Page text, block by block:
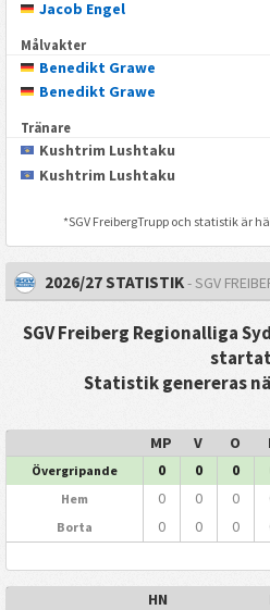
Jacob Engel
Målvakter
Benedikt Grawe
Benedikt Grawe
Tränare
Kushtrim Lushtaku
Kushtrim Lushtaku
*SGV FreibergTrupp och statistik är
2026/27 STATISTIK- SGV
SGV Freiberg Regionalliga
Statistik genereras
MP V O
Övergripande 0 0 0
Hem 0 0 0
Borta 0 0 0
HN